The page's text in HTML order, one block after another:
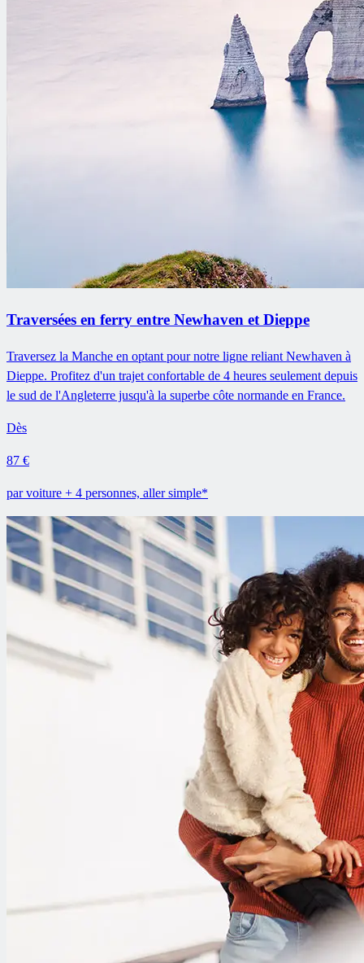
Traversées en ferry entre Newhaven et Dieppe
Traversez la Manche en optant pour notre ligne reliant Newhaven à
Dieppe. Profitez d'un trajet confortable de 4 heures seulement depuis
le sud de l'Angleterre jusqu'à la superbe côte normande en France.
Dès
87 €
par voiture + 4 personnes, aller simple*